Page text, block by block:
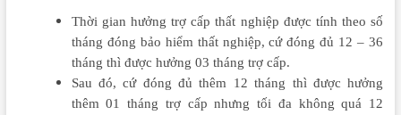
Thời gian hưởng trợ cấp thất nghiệp được tính theo số
tháng đóng bảo hiểm thất nghiệp, cứ đóng đủ 12 – 36
tháng thì được hưởng 03 tháng trợ cấp.
Sau đó, cứ đóng đủ thêm 12 tháng thì được hưởng
thêm 01 tháng trợ cấp nhưng tối đa không quá 12